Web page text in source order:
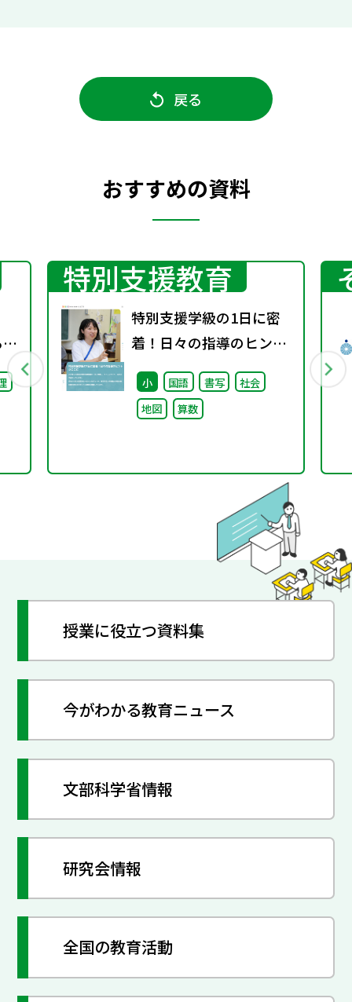
戻る
おすすめの資料
特別支援教育
特別支援学級の1日に密
着！日々の指導のヒント
がここに
小 国語 書写
社会
地図
算数
授業に役立つ資料集
今がわかる教育ニュース
文部科学省情報
研究会情報
全国の教育活動